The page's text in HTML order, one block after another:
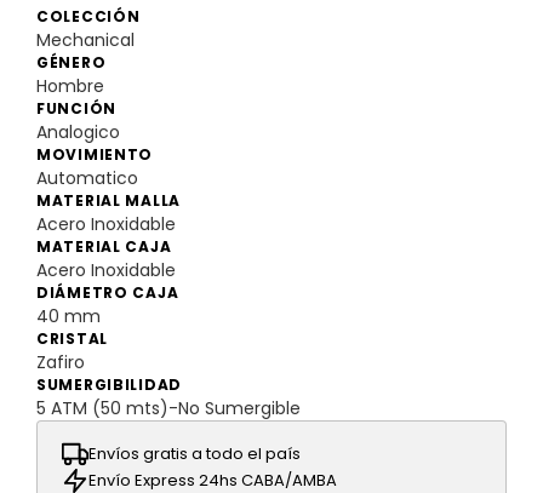
COLECCIÓN
Mechanical
GÉNERO
Hombre
FUNCIÓN
Analogico
MOVIMIENTO
Automatico
MATERIAL MALLA
Acero Inoxidable
MATERIAL CAJA
Acero Inoxidable
DIÁMETRO CAJA
40 mm
CRISTAL
Zafiro
SUMERGIBILIDAD
5 ATM (50 mts)-No Sumergible
Envíos gratis a todo el país
Envío Express 24hs CABA/AMBA